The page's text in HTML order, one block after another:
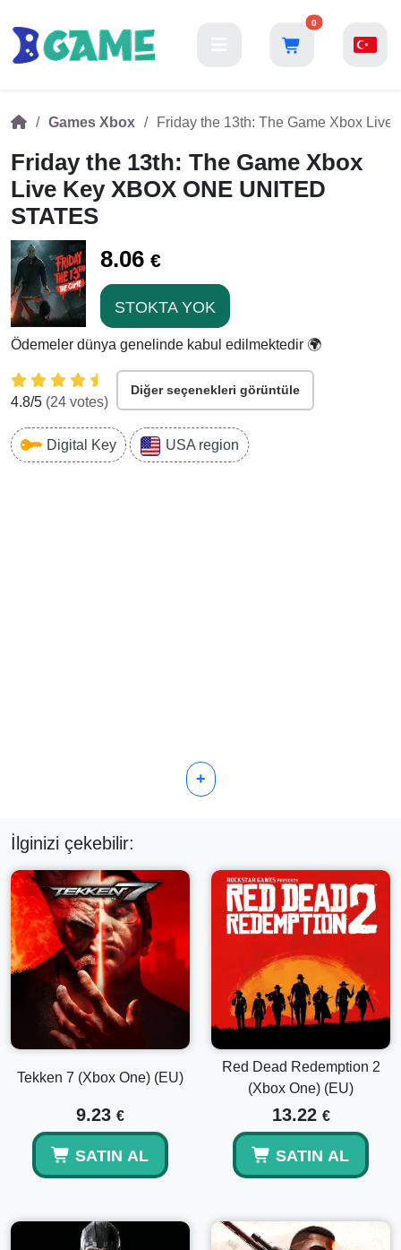
0
Games Xbox Friday the 13th: The Game Xbox
Friday the 13th: The Game Xbox
Live Key XBOX ONE UNITED
STATES
8.06 €
STOKTA YOK
Ödemeler dünya genelinde kabul edilmektedir 🌍
4.8/5 (24 votes)
Diğer seçenekleri görüntüle
Digital Key USA region
+
İlginizi çekebilir:
Tekken 7 (Xbox One) (EU)
9.23 €
SATIN AL
Red Dead Redemption 2
(Xbox One) (EU)
13.22 €
SATIN AL